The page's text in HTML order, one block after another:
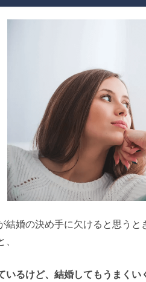
結婚の決め手に欠けると思うと
いるけど、結婚してもうまく